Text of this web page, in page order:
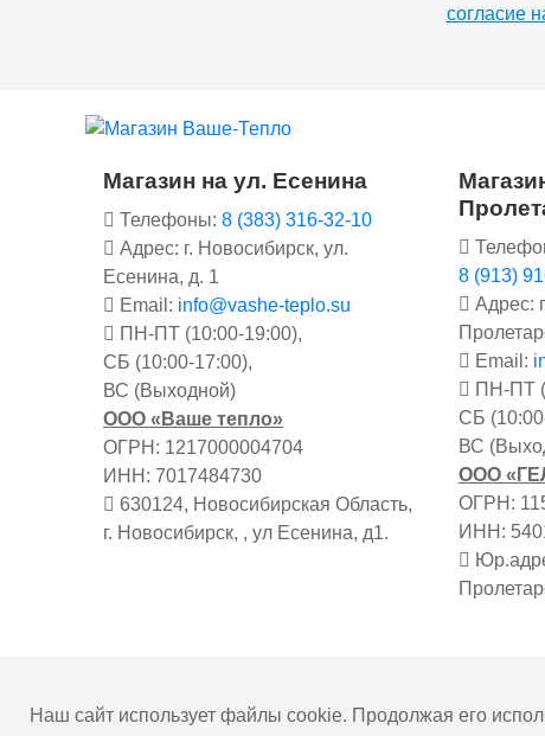
согласие
Магазин на ул. Есенина
Телефоны: 8 (383) 316-32-10
Адрес: г. Новосибирск, ул.
Есенина, д. 1
Email: info@vashe-teplo.su
ПН-ПТ (10:00-19:00),
СБ (10:00-17:00),
ВС (Выходной)
ООО «Ваше тепло»
ОГРН: 1217000004704
ИНН: 7017484730
630124, Новосибирская Область,
г. Новосибирск, , ул Есенина, д1.
8 (913)
Адрес:
Email:
ПН-ПТ
СБ
ВС
ООО
ОГРН:
ИНН:
Наш сайт использует файлы cookie. Продолжая его